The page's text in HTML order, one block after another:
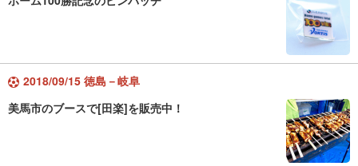
2018/09/15 徳島－岐阜
美馬市のブースで[田楽]を販売中！